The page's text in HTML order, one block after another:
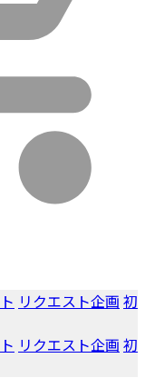
リクエスト企画 初
リクエスト企画 初